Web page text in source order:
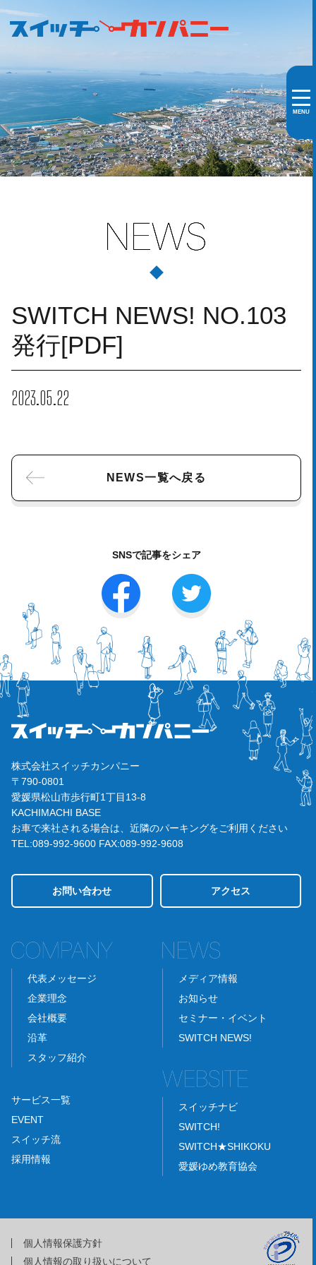
MENU
SWITCH NEWS! NO.103
発行[PDF]
2023.05.22
NEWS一覧へ戻る
SNSで記事をシェア
株式会社スイッチカンパニー
〒790-0801
愛媛県松山市歩行町1丁目13-8
KACHIMACHI BASE
お車で来社される場合は、近隣のパーキングをご利用ください
TEL:089-992-9600 FAX:089-992-9608
お問い合わせ アクセス
代表メッセージ
企業理念
会社概要
沿革
スタッフ紹介
サービス一覧
EVENT
スイッチ流
採用情報
メディア情報
お知らせ
セミナー・イベント
SWITCH NEWS!
スイッチナビ
SWITCH!
SWITCH★SHIKOKU
愛媛ゆめ教育協会
個人情報保護方針
個人情報の取り扱いについて